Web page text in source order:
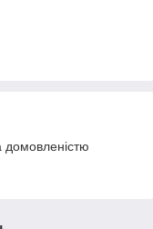
домовленістю